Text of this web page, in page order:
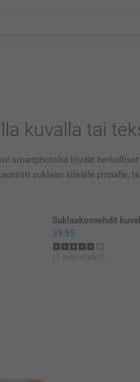
kuvalla tai
smartphotolta löydät
suklaan sileälle pinnalle,
Suklaakonvehdit
39,95
(1 arvostelut)